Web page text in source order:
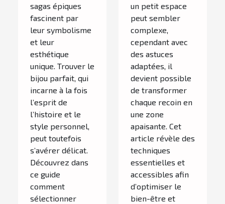
sagas épiques
fascinent par
leur symbolisme
et leur
esthétique
unique. Trouver le
bijou parfait, qui
incarne à la fois
l’esprit de
l’histoire et le
style personnel,
peut toutefois
s’avérer délicat.
Découvrez dans
ce guide
comment
sélectionner
un petit espace
peut sembler
complexe,
cependant avec
des astuces
adaptées, il
devient possible
de transformer
chaque recoin en
une zone
apaisante. Cet
article révèle des
techniques
essentielles et
accessibles afin
d’optimiser le
bien-être et